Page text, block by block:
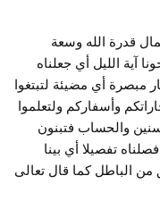
قدرة الله وسعة
آية الليل أي جعلناه
مبصرة أي مضيئة لتبتغوا
وأسفاركم ولتعلموا
والحساب فتبنون
تفصيلا أي بينا
من الباطل كما قال تعالى